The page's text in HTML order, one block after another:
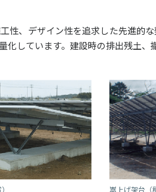
、デザイン性を追求した先進的
しています。建設時の排出残土
嵩上げ架台（